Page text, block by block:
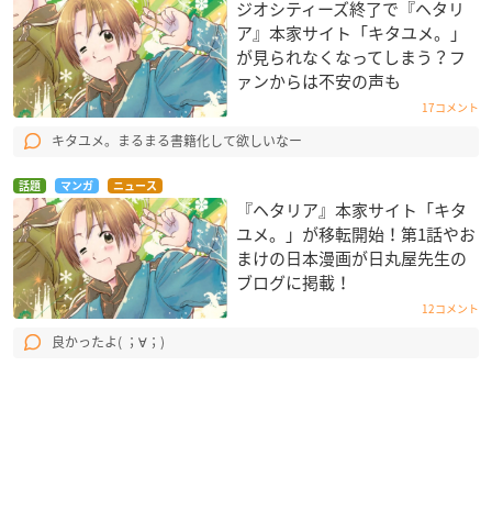
ジオシティーズ終了で『ヘタリ
ア』本家サイト「キタユメ。」
が見られなくなってしまう？フ
ァンからは不安の声も
17コメント
キタユメ。まるまる書籍化して欲しいなー
話題 マンガ ニュース
『ヘタリア』本家サイト「キタ
ユメ。」が移転開始！第1話やお
まけの日本漫画が日丸屋先生の
ブログに掲載！
12コメント
良かったよ( ；∀；)